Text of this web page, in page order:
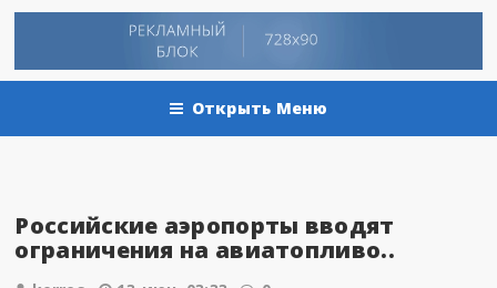
Открыть Меню
Российские аэропорты вводят
ограничения на авиатопливо..